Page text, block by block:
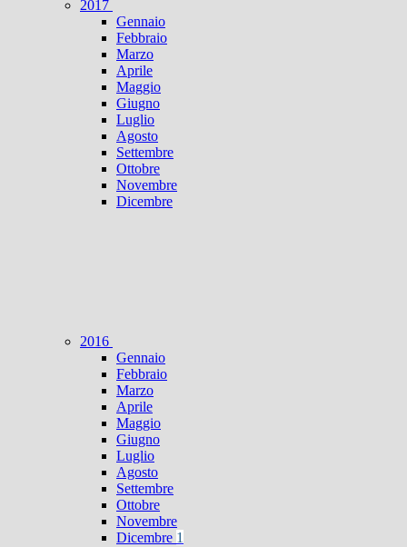
2017
Gennaio
Febbraio
Marzo
Aprile
Maggio
Giugno
Luglio
Agosto
Settembre
Ottobre
Novembre
Dicembre
2016
Gennaio
Febbraio
Marzo
Aprile
Maggio
Giugno
Luglio
Agosto
Settembre
Ottobre
Novembre
Dicembre 1